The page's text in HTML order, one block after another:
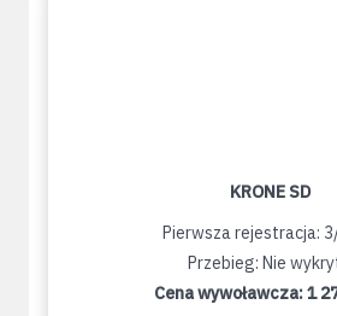
KRONE SD
Pierwsza rejestracja:
Przebieg: Nie
Cena wywoławcza:1